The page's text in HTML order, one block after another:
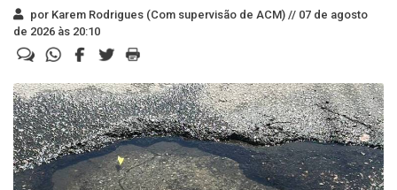
por Karem Rodrigues (Com supervisão de ACM) // 07 de agosto
de 2026 às 20:10